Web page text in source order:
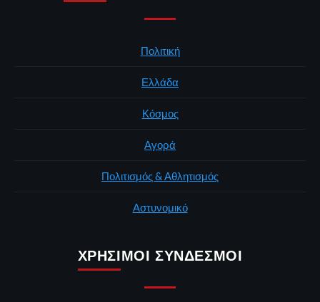
Πολιτική
Ελλάδα
Κόσμος
Αγορά
Πολιτισμός & Αθλητισμός
Αστυνομικό
ΧΡΉΣΙΜΟΙ ΣΎΝΔΕΣΜΟΙ